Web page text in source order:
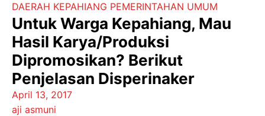
DAERAH KEPAHIANG PEMERINTAHAN UMUM
Untuk Warga Kepahiang, Mau
Hasil Karya/Produksi
Dipromosikan? Berikut
Penjelasan Disperinaker
April 13, 2017
aji asmuni